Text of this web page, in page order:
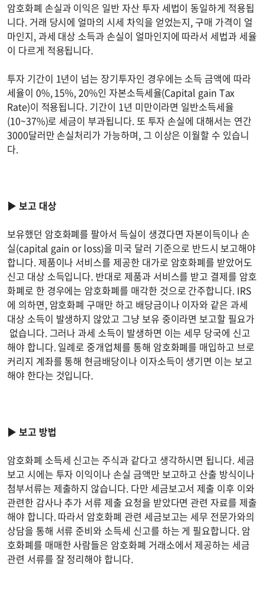
암호화폐 손실과 이익은 일반 자산 투자 세법이 동일하게 적용됩
니다. 거래 당시에 얼마의 시세 차익을 얻었는지, 구매 가격이 얼
마인지, 과세 대상 소득과 손실이 얼마인지에 따라서 세법과 세율
이 다르게 적용됩니다.
투자 기간이 1년이 넘는 장기투자인 경우에는 소득 금액에 따라
세율이 0%, 15%, 20%인 자본소득세율(Capital gain Tax
Rate)이 적용됩니다. 기간이 1년 미만이라면 일반소득세율
(10~37%)로 세금이 부과됩니다. 또 투자 손실에 대해서는 연간
3000달러만 손실처리가 가능하며, 그 이상은 이월할 수 있습니
다.
▶ 보고 대상
보유했던 암호화폐를 팔아서 득실이 생겼다면 자본이득이나 손
실(capital gain or loss)을 미국 달러 기준으로 반드시 보고해야
합니다. 제품이나 서비스를 제공한 대가로 암호화폐를 받았어도
신고 대상 소득입니다. 반대로 제품과 서비스를 받고 결제를 암호
화폐로 한 경우에는 암호화폐를 매각한 것으로 간주합니다. IRS
에 의하면, 암호화폐 구매만 하고 배당금이나 이자와 같은 과세
대상 소득이 발생하지 않았고 그냥 보유 중이라면 보고할 필요가
없습니다. 그러나 과세 소득이 발생하면 이는 세무 당국에 신고
해야 합니다. 일례로 중개업체를 통해 암호화폐를 매입하고 브로
커리지 계좌를 통해 현금배당이나 이자소득이 생기면 이는 보고
해야 한다는 것입니다.
▶ 보고 방법
암호화폐 소득세 신고는 주식과 같다고 생각하시면 됩니다. 세금
보고 시에는 투자 이익이나 손실 금액만 보고하고 산출 방식이나
첨부서류는 제출하지 않습니다. 다만 세금보고서 제출 이후 이와
관련한 감사나 추가 서류 제출 요청을 받았다면 관련 자료를 제출
해야 합니다. 따라서 암호화폐 관련 세금보고는 세무 전문가와의
상담을 통해 서류 준비와 소득세 신고를 하는 게 필요합니다. 암
호화폐를 매매한 사람들은 암호화폐 거래소에서 제공하는 세금
관련 서류를 잘 정리해야 합니다.